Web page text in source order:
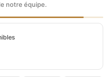
notre équipe.